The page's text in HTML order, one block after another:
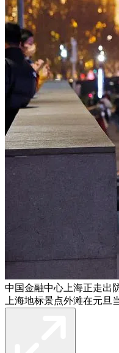
中国金融中心上海正走出
上海地标景点外滩在元旦